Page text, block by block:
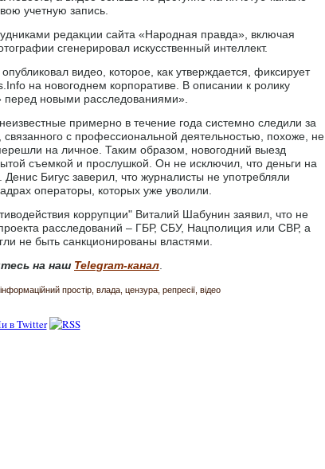
учетную запись.
редакции сайта «Народная правда», включая
сгенерировал искусственный интеллект.
видео, которое, как утверждается, фиксирует
на новогоднем корпоративе. В описании к ролику
перед новыми расследованиями».
примерно в течение года системно следили за
с профессиональной деятельностью, похоже, не
на личное. Таким образом, новогодний выезд
съемкой и прослушкой. Он не исключил, что деньги на
Бигус заверил, что журналисты не употребляли
операторы, которых уже уволили.
коррупции" Виталий Шабунин заявил, что не
расследований – ГБР, СБУ, Нацполиция или СВР, а
не быть санкционированы властями.
на наш Telegram-канал
інформаційний простір влада цензура репресії відео